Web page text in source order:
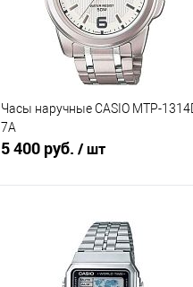
Часы наручные CASIO MTP-
7A
5 400 руб. / шт
В корзину
Купить в 1 клик
К